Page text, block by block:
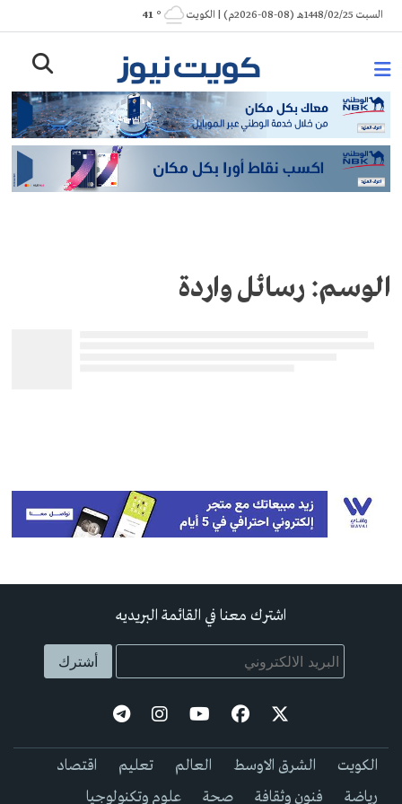
Skip
to
السبت 1448/02/25هـ (08-08-2026م) | الكويت ° 41
الوسم:رسائل واردة
اشترك معنا في القائمة البريديه
الكويت الشرق الاوسط العالم تعليم
اقتصاد
رياضة
فنون وثقافة صحة علوم وتكنولوجيا